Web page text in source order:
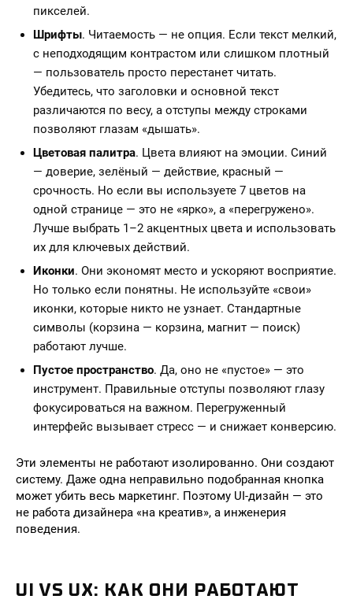
пикселей.
Шрифты. Читаемость — не опция. Если текст мелкий,
с неподходящим контрастом или слишком плотный
— пользователь просто перестанет читать.
Убедитесь, что заголовки и основной текст
различаются по весу, а отступы между строками
позволяют глазам «дышать».
Цветовая палитра. Цвета влияют на эмоции. Синий
— доверие, зелёный — действие, красный —
срочность. Но если вы используете 7 цветов на
одной странице — это не «ярко», а «перегружено».
Лучше выбрать 1–2 акцентных цвета и использовать
их для ключевых действий.
Иконки. Они экономят место и ускоряют восприятие.
Но только если понятны. Не используйте «свои»
иконки, которые никто не узнает. Стандартные
символы (корзина — корзина, магнит — поиск)
работают лучше.
Пустое пространство. Да, оно не «пустое» — это
инструмент. Правильные отступы позволяют глазу
фокусироваться на важном. Перегруженный
интерфейс вызывает стресс — и снижает конверсию.
Эти элементы не работают изолированно. Они создают
систему. Даже одна неправильно подобранная кнопка
может убить весь маркетинг. Поэтому UI-дизайн — это
не работа дизайнера «на креатив», а инженерия
поведения.
UI VS UX: КАК ОНИ РАБОТАЮТ